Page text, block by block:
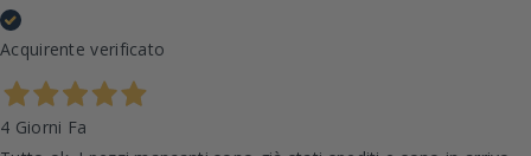
Acquirente verificato
4 Giorni Fa